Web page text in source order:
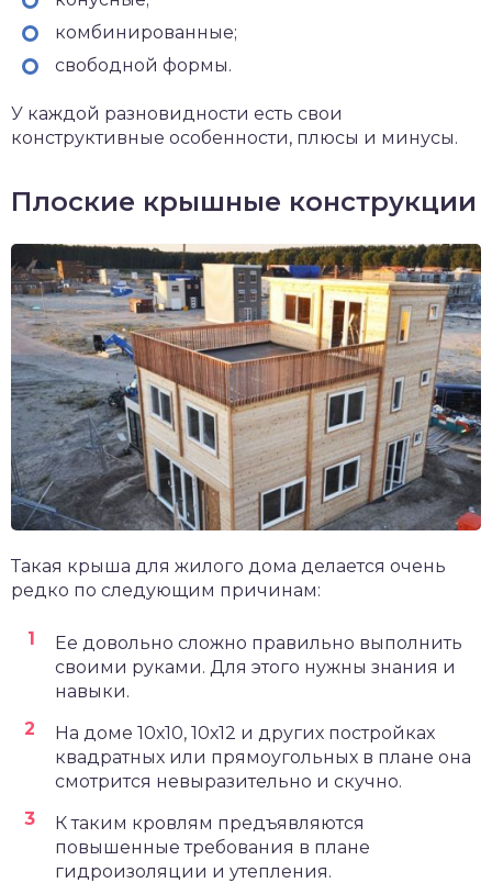
комбинированные;
свободной формы.
У каждой разновидности есть свои
конструктивные особенности, плюсы и минусы.
Плоские крышные конструкции
Такая крыша для жилого дома делается очень
редко по следующим причинам:
Ее довольно сложно правильно выполнить
своими руками. Для этого нужны знания и
навыки.
На доме 10х10, 10х12 и других постройках
квадратных или прямоугольных в плане она
смотрится невыразительно и скучно.
К таким кровлям предъявляются
повышенные требования в плане
гидроизоляции и утепления.